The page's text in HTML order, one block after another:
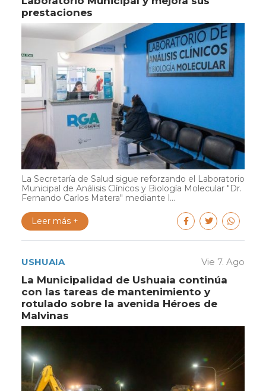
prestaciones
La Secretaría de Salud sigue reforzando el Laboratorio
Municipal de Análisis Clínicos y Biología Molecular "Dr.
Fernando Carlos Matera" mediante l...
Leer más +
USHUAIA Vie 7. Ago
La Municipalidad de Ushuaia continúa
con las tareas de mantenimiento y
rotulado sobre la avenida Héroes de
Malvinas